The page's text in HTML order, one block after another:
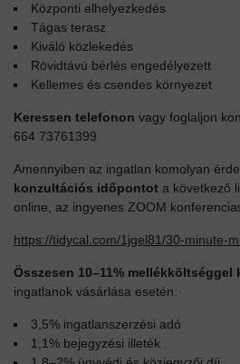
Központi elhelyezkedés
Tágas terasz
Kiváló közlekedés
Rövidtávú bérlés engedélyezett
Kellemes és csendes környezet
Keressen telefonon vagy foglaljon
664 73761399
Amennyiben az ingatlan komolyan
konzultációs időpontot a következő
online, az ingyenes ZOOM
https://tidycal.com/1jgel81/30-minute-
Összesen 10–11% mellékköltséggel
ingatlanok vásárlása esetén:
3,5% ingatlanszerzési adó
1,1% bejegyzési illeték